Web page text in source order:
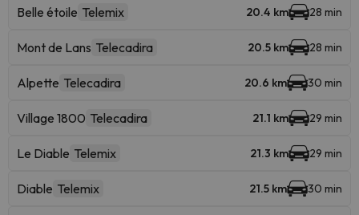
Belle étoile Telemix 20.4 km 28 min
Mont de Lans Telecadira 20.5 km 28 min
Alpette Telecadira 20.6 km 30 min
Village 1800 Telecadira 21.1 km 29 min
Le Diable Telemix 21.3 km 29 min
Diable Telemix 21.5 km 30 min